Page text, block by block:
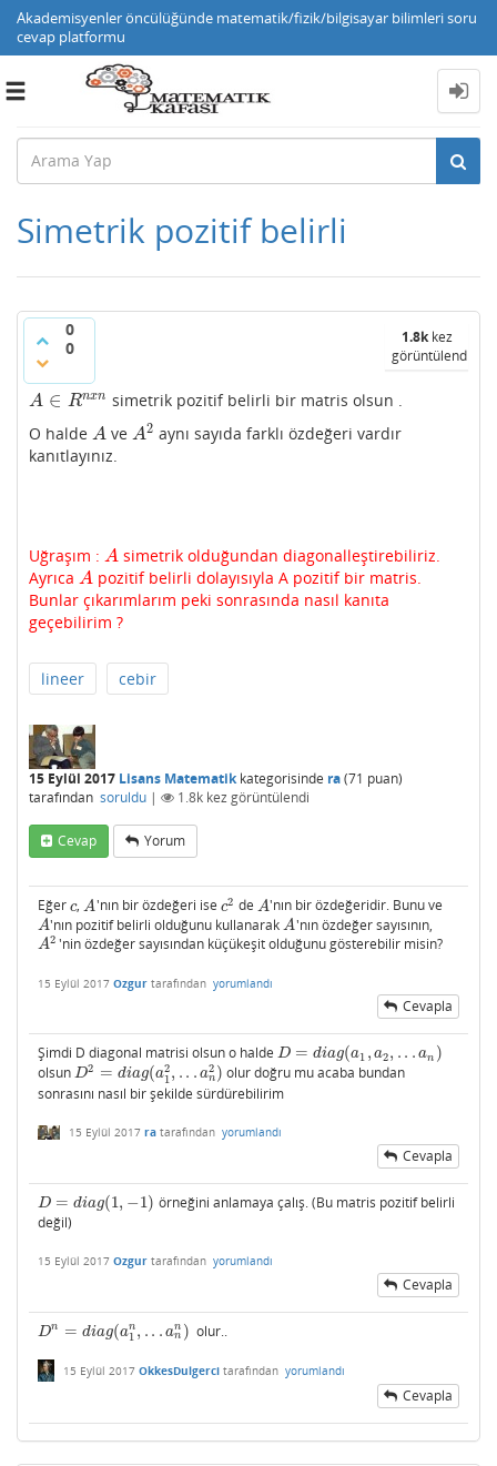
Akademisyenler öncülüğünde matematik/fizik/bilgisayar bilimleri soru
cevap platformu
Toggle
Simetrik pozitif belirli
0
0
1.8kkez
görüntülendi
A ∈ Rnxn
A∈R nxn
simetrik pozitif belirli bir matris olsun .
O halde A
A ve A2
A2 aynı sayıda farklı özdeğeri vardır
kanıtlayınız.
Uğraşım : A
A simetrik olduğundan diagonalleştirebiliriz.
Ayrıca A
A pozitif belirli dolayısıyla A pozitif bir matris.
Bunlar çıkarımlarım peki sonrasında nasıl kanıta
geçebilirim ?
lineer cebir
15 Eylül 2017 Lisans Matematikkategorisinde ra(71 puan)
tarafından soruldu | 1.8k kez görüntülendi
Cevap Yorum
Eğer c
c,A
A 'nın bir özdeğeri ise c2
c2 de A
A'nın bir özdeğeridir. Bunu ve
A
A'nın pozitif belirli olduğunu kullanarakA
A 'nın özdeğer sayısının,
A2
A2 'nin özdeğer sayısından küçükeşit olduğunu gösterebilir misin?
15 Eylül 2017 Ozgur tarafından yorumlandı
Cevapla
Şimdi D diagonal matrisi olsun o halde D = diag(a1 , a2, . . . an )
D= diag(a1,a2, .an)
olsun D2 = diag(a2
1, . . . a2
n )
D2= diag(a12,...a n 2 )
olur doğru mu acaba bundan
sonrasını nasıl bir şekilde sürdürebilirim
15 Eylül 2017 ra tarafından yorumlandı
Cevapla
D = diag(1, −1)
D= diag(1,−1)
örneğini anlamaya çalış. (Bu matris pozitif belirli
değil)
15 Eylül 2017 Ozgur tarafından yorumlandı
Cevapla
Dn = diag(an
1 , . . . an
n )
Dn= dia g(a1n,...ann olur..
15 Eylül 2017 OkkesDulgerci tarafından yorumlandı
Cevapla